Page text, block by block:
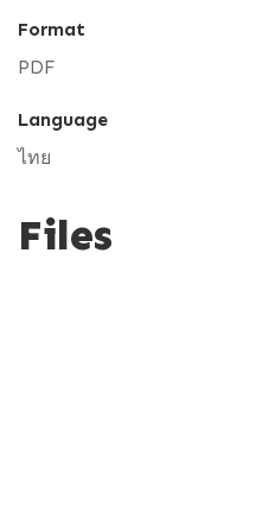
Format
PDF
Language
ไทย
Files